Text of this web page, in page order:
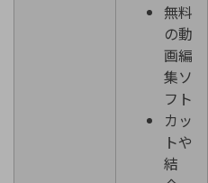
無料
の動
画編
集ソ
フト
カッ
トや
結